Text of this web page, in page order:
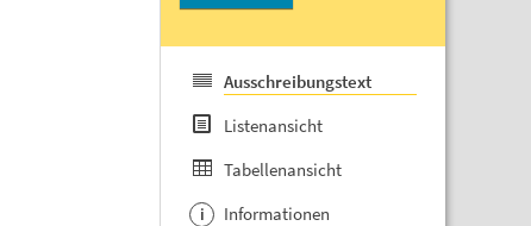
Ausschreibungstext
Listenansicht
Tabellenansicht
i Informationen